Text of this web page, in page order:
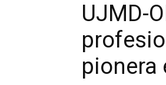
UJMD-
pionera